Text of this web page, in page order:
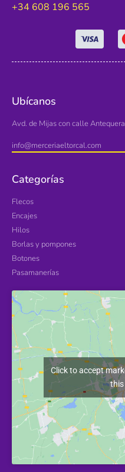
+34 608 196 565
Ubícanos
Avd. de Mijas con calle
info@merceriaeltorcal.com
Categorías
Flecos
Encajes
Hilos
Borlas y pompones
Botones
Pasamanerías
Click to accept
this